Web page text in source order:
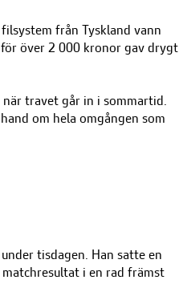
från Tyskland vann
över 2 000 kronor gav drygt
när travet går in i sommartid.
om hela omgången som
tisdagen. Han satte en
i en rad främst